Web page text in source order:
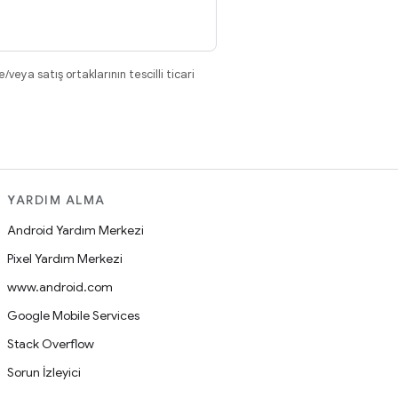
satış ortaklarının tescilli ticari
YARDIM ALMA
Android Yardım Merkezi
Pixel Yardım Merkezi
www.android.com
Google Mobile Services
Stack Overflow
Sorun İzleyici